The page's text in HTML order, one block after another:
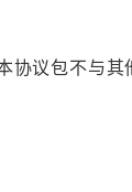
协议包不与